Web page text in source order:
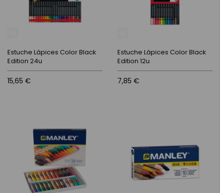
Estuche Lápices Color Black
Edition 24u
15,65 €
Estuche Lápices Color Black
Edition 12u
7,85 €